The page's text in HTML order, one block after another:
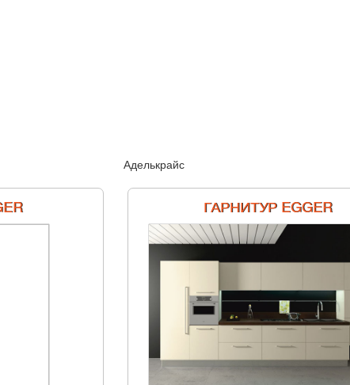
Аделькрайс
ГАРНИТУР EGGER